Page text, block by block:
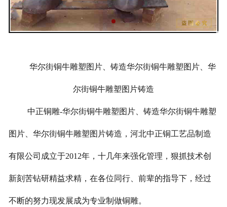
华尔街铜牛雕塑图片、铸造华尔街铜牛雕塑图片、华
尔街铜牛雕塑图片铸造
中正铜雕-华尔街铜牛雕塑图片、铸造华尔街铜牛雕塑
图片、 华尔街铜牛雕塑图片铸造 ， 河北中正铜工艺品制造
有限公司成立于2012年，十几年来强化管理，狠抓技术创
新刻苦钻研精益求精，在各位同行、前辈的指导下，经过
不断的努力现发展成为专业制做铜雕。